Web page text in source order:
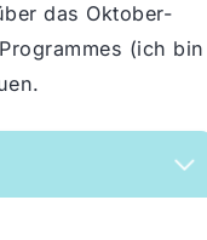
das Oktober-
(ich bin